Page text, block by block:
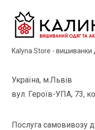
Kalyna Store - вишиванки
Україна, м.Львів
вул. Героїв-УПА, 73,
Послуга самовивозу